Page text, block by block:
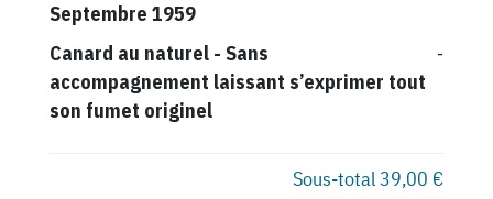
Septembre 1959
Canard au naturel- Sans
accompagnement laissant s’exprimer tout
son fumet originel
-
Sous-total39,00 €